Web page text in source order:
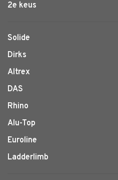
2e keus
Solide
Dirks
Altrex
DAS
Rhino
Alu-Top
Euroline
Ladderlimb